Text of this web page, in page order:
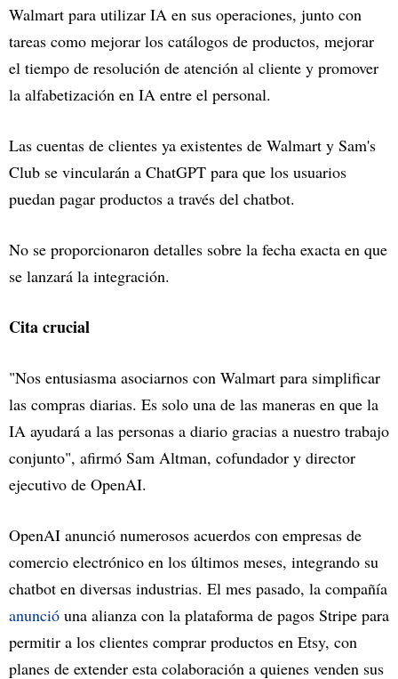
Walmart para utilizar IA en sus operaciones, junto con
tareas como mejorar los catálogos de productos, mejorar
el tiempo de resolución de atención al cliente y promover
la alfabetización en IA entre el personal.
Las cuentas de clientes ya existentes de Walmart y Sam's
Club se vincularán a ChatGPT para que los usuarios
puedan pagar productos a través del chatbot.
No se proporcionaron detalles sobre la fecha exacta en que
se lanzará la integración.
Cita crucial
"Nos entusiasma asociarnos con Walmart para simplificar
las compras diarias. Es solo una de las maneras en que la
IA ayudará a las personas a diario gracias a nuestro trabajo
conjunto", afirmó Sam Altman, cofundador y director
ejecutivo de OpenAI.
OpenAI anunció numerosos acuerdos con empresas de
comercio electrónico en los últimos meses, integrando su
chatbot en diversas industrias. El mes pasado, la compañía
anunció una alianza con la plataforma de pagos Stripe para
permitir a los clientes comprar productos en Etsy, con
planes de extender esta colaboración a quienes venden sus